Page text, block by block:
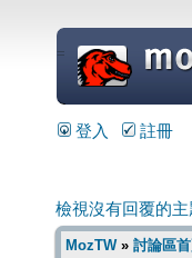
=
登入 註冊
檢視沒有回覆的主
MozTW» 討論區